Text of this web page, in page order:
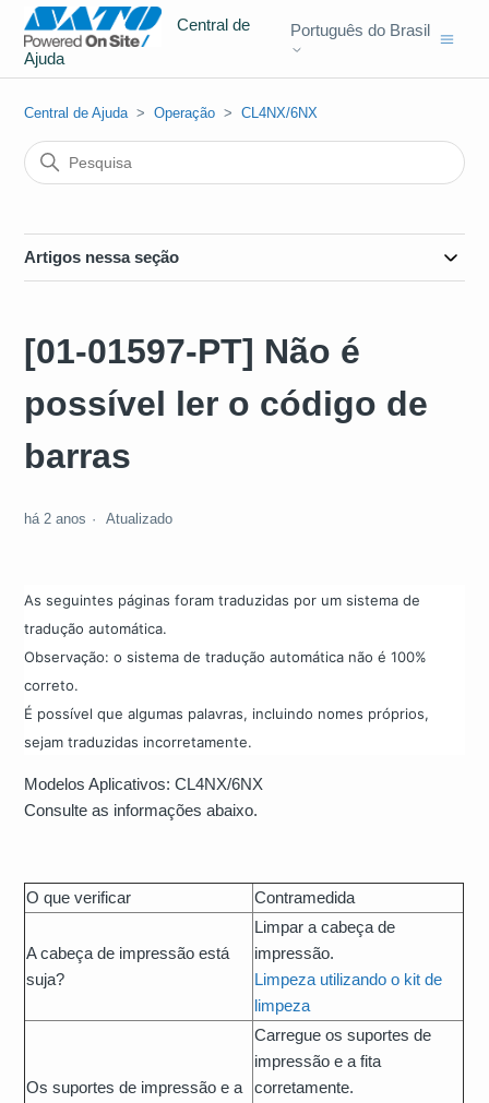
Central de
Ajuda
Português do Brasil
Central de Ajuda Operação CL4NX/6NX
Artigos nessa seção
[01-01597-PT] Não é
possível ler o código de
barras
há 2 anos Atualizado
As seguintes páginas foram traduzidas por um sistema de
tradução automática.
Observação: o sistema de tradução automática não é 100%
correto.
É possível que algumas palavras, incluindo nomes próprios,
sejam traduzidas incorretamente.
Modelos Aplicativos: CL4NX/6NX
Consulte as informações abaixo.
O que verificar Contramedida
A cabeça de impressão está
suja?
Limpar a cabeça de
impressão.
Limpeza utilizando o kit de
limpeza
Os suportes de impressão e a
Carregue os suportes de
impressão e a fita
corretamente.